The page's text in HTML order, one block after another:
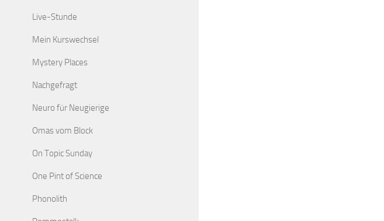
Live-Stunde
Mein Kurswechsel
Mystery Places
Nachgefragt
Neuro für Neugierige
Omas vom Block
On Topic Sunday
One Pint of Science
Phonolith